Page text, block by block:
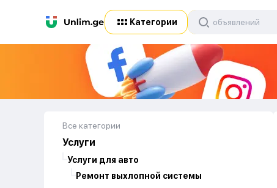
Категории
Все категории
Услуги
Услуги для авто
Ремонт выхлопной системы